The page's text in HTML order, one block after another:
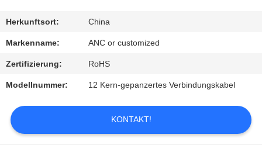
TRETEN
SIE
MIT
UNS
VERBINDUNG
Herkunftsort: China
Markenname: ANC or customized
Zertifizierung: RoHS
Modellnummer: 12 Kern-gepanzertes Verbindungskabel
KONTAKT!